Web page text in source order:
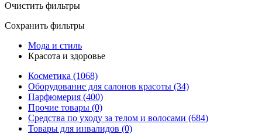
Очистить фильтры
Сохранить фильтры
Мода и стиль
Красота и здоровье
Косметика (1068)
Оборудование для салонов красоты (34)
Парфюмерия (400)
Прочие товары (0)
Средства по уходу за телом и волосами (684)
Товары для инвалидов (0)